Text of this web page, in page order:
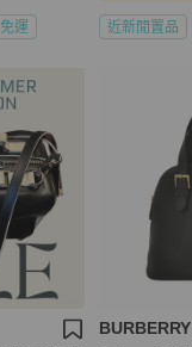
免運 近新閒置品
BURBERRY